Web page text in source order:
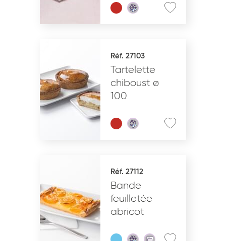
Réf. 27103
Tartelette
chiboust ø
100
Réf. 27112
Bande
feuilletée
abricot